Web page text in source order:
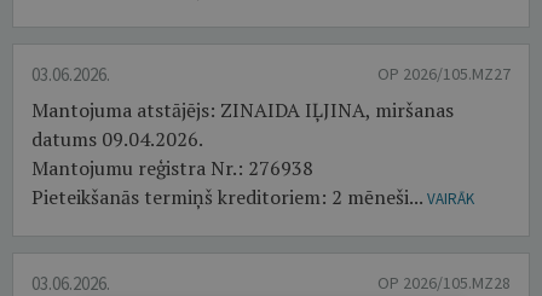
03.06.2026. OP 2026/105.MZ27
Mantojuma atstājējs: ZINAIDA IĻJINA, miršanas
datums 09.04.2026.
Mantojumu reģistra Nr.: 276938
Pieteikšanās termiņš kreditoriem: 2 mēneši... VAIRĀK
03.06.2026. OP 2026/105.MZ28